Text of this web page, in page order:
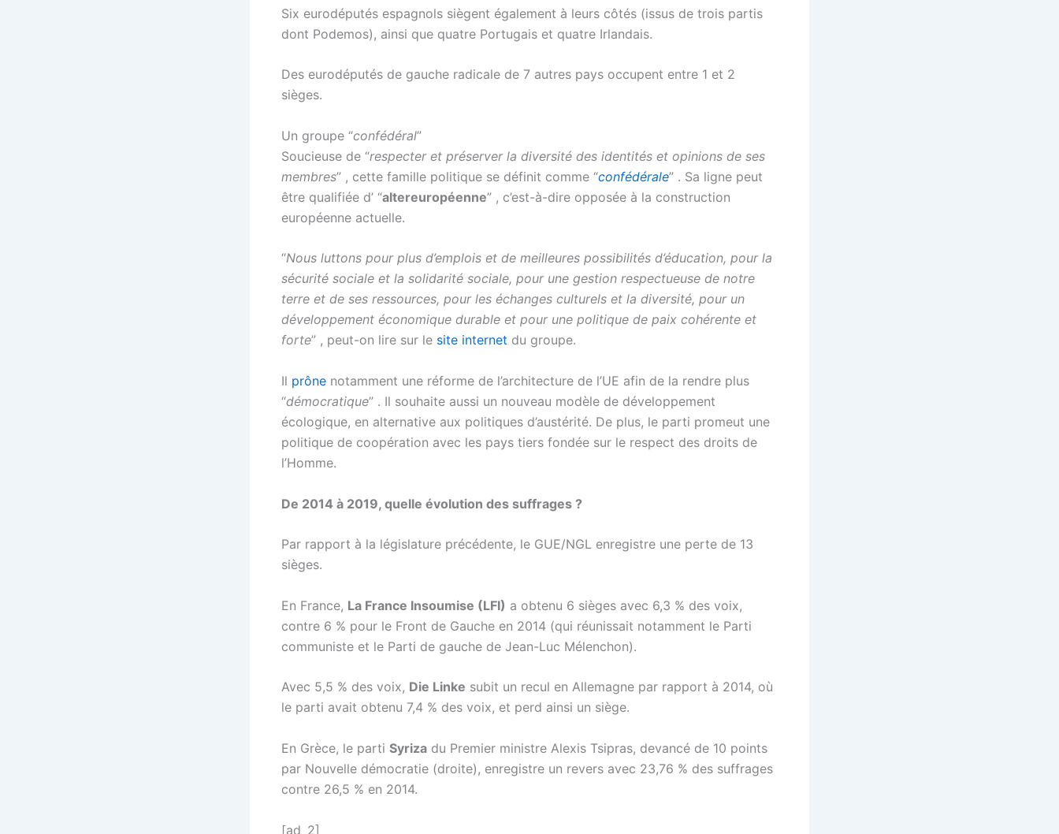
Six eurodéputés espagnols siègent également à leurs côtés (issus de trois partis
dont Podemos), ainsi que quatre Portugais et quatre Irlandais.
Des eurodéputés de gauche radicale de 7 autres pays occupent entre 1 et 2
sièges.
Un groupe “confédéral”
Soucieuse de “respecter et préserver la diversité des identités et opinions de ses
membres” , cette famille politique se définit comme “confédérale” . Sa ligne peut
être qualifiée d’ “altereuropéenne” , c’est-à-dire opposée à la construction
européenne actuelle.
“Nous luttons pour plus d’emplois et de meilleures possibilités d’éducation, pour la
sécurité sociale et la solidarité sociale, pour une gestion respectueuse de notre
terre et de ses ressources, pour les échanges culturels et la diversité, pour un
développement économique durable et pour une politique de paix cohérente et
forte” , peut-on lire sur le site internet du groupe.
Il prône notamment une réforme de l’architecture de l’UE afin de la rendre plus
“démocratique” . Il souhaite aussi un nouveau modèle de développement
écologique, en alternative aux politiques d’austérité. De plus, le parti promeut une
politique de coopération avec les pays tiers fondée sur le respect des droits de
l’Homme.
De 2014 à 2019, quelle évolution des suffrages ?
Par rapport à la législature précédente, le GUE/NGL enregistre une perte de 13
sièges.
En France, La France Insoumise (LFI) a obtenu 6 sièges avec 6,3 % des voix,
contre 6 % pour le Front de Gauche en 2014 (qui réunissait notamment le Parti
communiste et le Parti de gauche de Jean-Luc Mélenchon).
Avec 5,5 % des voix, Die Linke subit un recul en Allemagne par rapport à 2014, où
le parti avait obtenu 7,4 % des voix, et perd ainsi un siège.
En Grèce, le parti Syriza du Premier ministre Alexis Tsipras, devancé de 10 points
par Nouvelle démocratie (droite), enregistre un revers avec 23,76 % des suffrages
contre 26,5 % en 2014.
[ad_2]